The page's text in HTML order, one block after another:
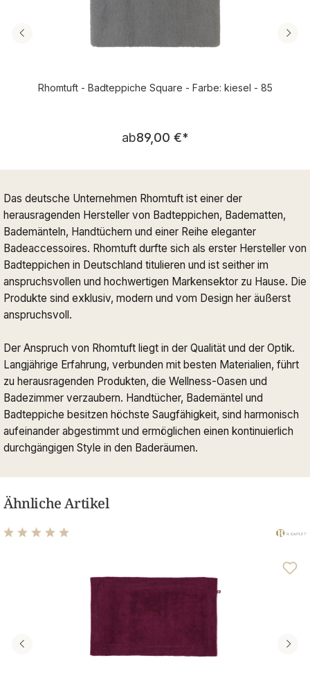
Rhomtuft - Badteppiche Square - Farbe: kiesel - 85
Regulärer Preis:
ab89,00 €*
Das deutsche Unternehmen Rhomtuft ist einer der
herausragenden Hersteller von Badteppichen, Badematten,
Bademänteln, Handtüchern und einer Reihe eleganter
Badeaccessoires. Rhomtuft durfte sich als erster Hersteller von
Badteppichen in Deutschland titulieren und ist seither im
anspruchsvollen und hochwertigen Markensektor zu Hause. Die
Produkte sind exklusiv, modern und vom Design her äußerst
anspruchsvoll.
Der Anspruch von Rhomtuft liegt in der Qualität und der Optik.
Langjährige Erfahrung, verbunden mit besten Materialien, führt
zu herausragenden Produkten, die Wellness-Oasen und
Badezimmer verzaubern. Handtücher, Bademäntel und
Badteppiche besitzen höchste Saugfähigkeit, sind harmonisch
aufeinander abgestimmt und ermöglichen einen kontinuierlich
durchgängigen Style in den Baderäumen.
Ähnliche Artikel